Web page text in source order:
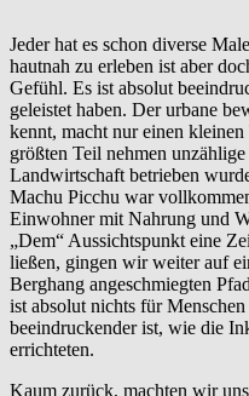
Jeder hat es schon diverse
hautnah zu erleben ist aber
Gefühl. Es ist absolut
geleistet haben. Der urbane
kennt, macht nur einen
größten Teil nehmen
Landwirtschaft betrieben
Machu Picchu war
Einwohner mit Nahrung und
„Dem“ Aussichtspunkt eine
ließen, gingen wir weiter auf
Berghang angeschmiegten
ist absolut nichts für
beeindruckender ist, wie die
errichteten.
Kaum zurück, machten wir